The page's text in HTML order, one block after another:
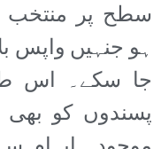
سطح پر منتخب
ہو جنہیں واپس
جا سکے۔ اس
پسندوں کو بھی